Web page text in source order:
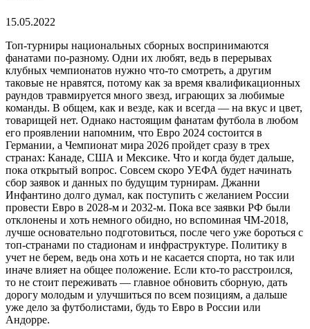
15.05.2022
Топ-турниры национальных сборных воспринимаются
фанатами по-разному. Одни их любят, ведь в перерывах
клубных чемпионатов нужно что-то смотреть, а другим
таковые не нравятся, потому как за время квалификационных
раундов травмируется много звезд, играющих за любимые
команды. В общем, как и везде, как и всегда — на вкус и цвет,
товарищей нет. Однако настоящим фанатам футбола в любом
его проявлении напомним, что Евро 2024 состоится в
Германии, а Чемпионат мира 2026 пройдет сразу в трех
странах: Канаде, США и Мексике. Что и когда будет дальше,
пока открытый вопрос. Совсем скоро УЕФА будет начинать
сбор заявок и данных по будущим турнирам. Джанни
Инфантино долго думал, как поступить с желанием России
провести Евро в 2028-м и 2032-м. Пока все заявки РФ были
отклонены и хоть немного обидно, но вспоминая ЧМ-2018,
лучше основательно подготовиться, после чего уже бороться с
топ-странами по стадионам и инфраструктуре. Политику в
учет не берем, ведь она хоть и не касается спорта, но так или
иначе влияет на общее положение. Если кто-то расстроился,
то не стоит переживать — главное обновить сборную, дать
дорогу молодым и улучшиться по всем позициям, а дальше
уже дело за футболистами, будь то Евро в России или
Андорре.